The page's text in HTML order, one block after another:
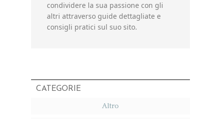
condividere la sua passione con gli
altri attraverso guide dettagliate e
consigli pratici sul suo sito.
CATEGORIE
Altro